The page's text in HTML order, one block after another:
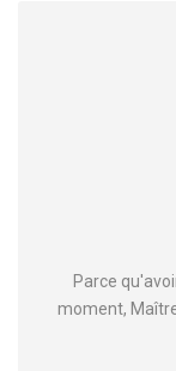
Parce
moment,